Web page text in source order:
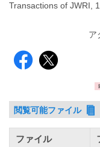
Transactions of JWRI,
ア
閲覧可能ファイル
ファイル